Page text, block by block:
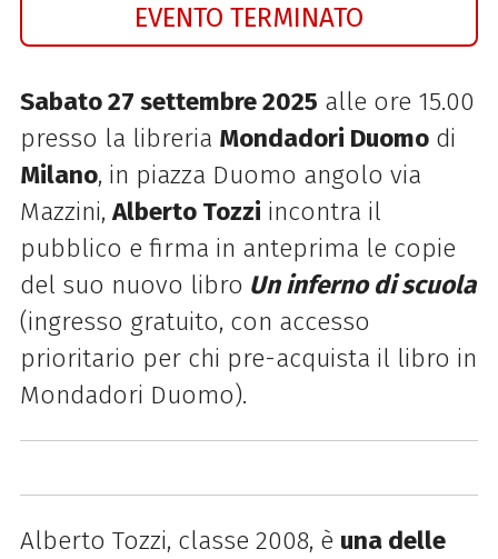
EVENTO TERMINATO
Sabato 27 settembre 2025 alle ore 15.00
presso la libreria Mondadori Duomodi
Milano, in piazza Duomo angolo via
Mazzini,Alberto Tozzi incontra il
pubblico e firma in anteprima le copie
del suo nuovo libro Un inferno di scuola
(ingresso gratuito, con accesso
prioritario per chi pre-acquista il libro in
Mondadori Duomo).
Alberto Tozzi, classe 2008, è una delle